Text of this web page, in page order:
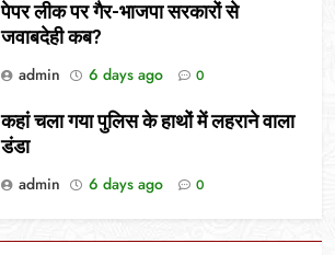
पेपर लीक पर गैर-भाजपा सरकारों से
जवाबदेही कब?
admin
6 days ago 0
कहां चला गया पुलिस के हाथों में लहराने वाला
डंडा
admin
6 days ago 0